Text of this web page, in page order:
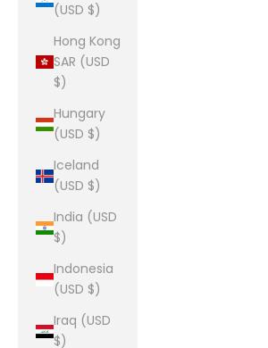
(USD $)
Hong Kong
SAR (USD
$)
Hungary
(USD $)
Iceland
(USD $)
India (USD
$)
Indonesia
(USD $)
Iraq (USD
$)